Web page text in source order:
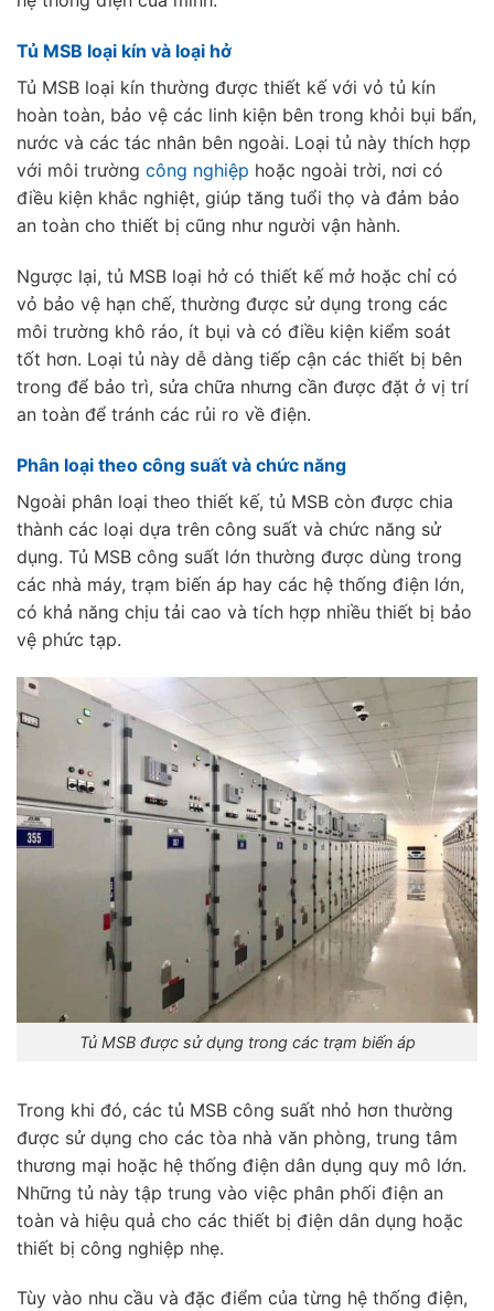
Tủ MSB loại kín và loại hở
Tủ MSB loại kín thường được thiết kế với vỏ tủ kín
hoàn toàn, bảo vệ các linh kiện bên trong khỏi bụi bẩn,
nước và các tác nhân bên ngoài. Loại tủ này thích hợp
với môi trường công nghiệp hoặc ngoài trời, nơi có
điều kiện khắc nghiệt, giúp tăng tuổi thọ và đảm bảo
an toàn cho thiết bị cũng như người vận hành.
Ngược lại, tủ MSB loại hở có thiết kế mở hoặc chỉ có
vỏ bảo vệ hạn chế, thường được sử dụng trong các
môi trường khô ráo, ít bụi và có điều kiện kiểm soát
tốt hơn. Loại tủ này dễ dàng tiếp cận các thiết bị bên
trong để bảo trì, sửa chữa nhưng cần được đặt ở vị trí
an toàn để tránh các rủi ro về điện.
Phân loại theo công suất và chức năng
Ngoài phân loại theo thiết kế, tủ MSB còn được chia
thành các loại dựa trên công suất và chức năng sử
dụng. Tủ MSB công suất lớn thường được dùng trong
các nhà máy, trạm biến áp hay các hệ thống điện lớn,
có khả năng chịu tải cao và tích hợp nhiều thiết bị bảo
vệ phức tạp.
Tủ MSB được sử dụng trong các trạm biến áp
Trong khi đó, các tủ MSB công suất nhỏ hơn thường
được sử dụng cho các tòa nhà văn phòng, trung tâm
thương mại hoặc hệ thống điện dân dụng quy mô lớn.
Những tủ này tập trung vào việc phân phối điện an
toàn và hiệu quả cho các thiết bị điện dân dụng hoặc
thiết bị công nghiệp nhẹ.
Tùy vào nhu cầu và đặc điểm của từng hệ thống điện,